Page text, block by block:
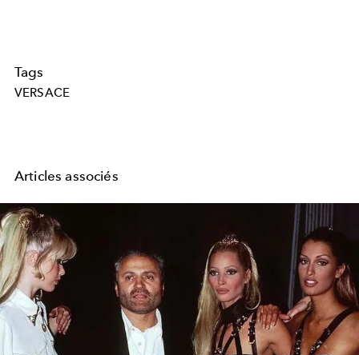
Tags
VERSACE
Articles associés